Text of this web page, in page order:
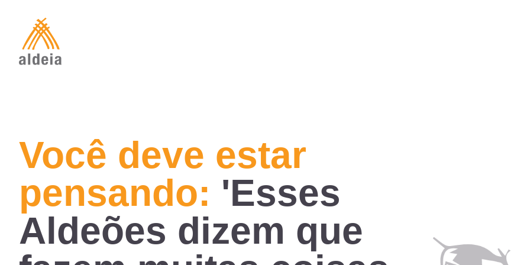
content
Você deve estar
pensando: 'Esses
Aldeões dizem que